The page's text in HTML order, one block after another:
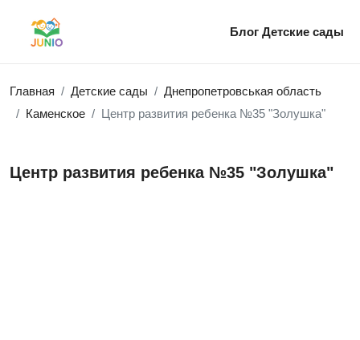
Блог Детские сады
Главная Детские сады
Днепропетровськая область
Каменское
Центр развития ребенка №35 "Золушка"
Центр развития ребенка №35 "Золушка"